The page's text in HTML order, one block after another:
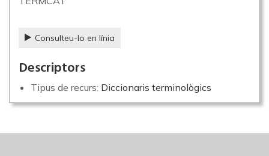
Consulteu-lo en línia
Descriptors
Tipus de recurs: Diccionaris terminològics